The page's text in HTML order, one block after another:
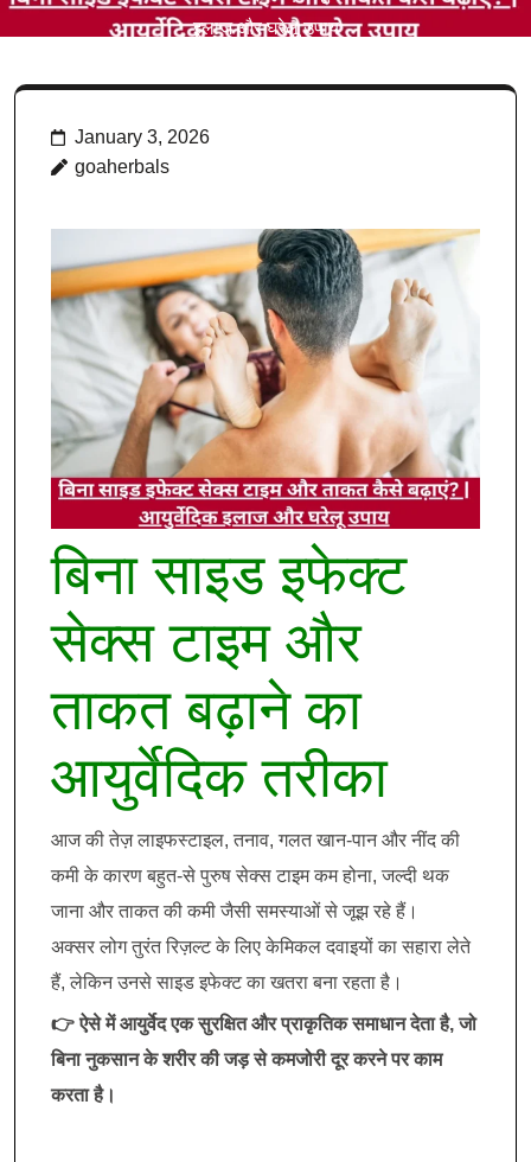
इलाज और घरेलू उपाय
January 3, 2026
goaherbals
बिना साइड इफेक्ट
सेक्स टाइम और
ताकत बढ़ाने का
आयुर्वेदिक तरीका
आज की तेज़ लाइफस्टाइल, तनाव, गलत खान-पान और नींद की
कमी के कारण बहुत-से पुरुष सेक्स टाइम कम होना, जल्दी थक
जाना और ताकत की कमी जैसी समस्याओं से जूझ रहे हैं।
अक्सर लोग तुरंत रिज़ल्ट के लिए केमिकल दवाइयों का सहारा लेते
हैं, लेकिन उनसे साइड इफेक्ट का खतरा बना रहता है।
👉 ऐसे में आयुर्वेद एक सुरक्षित और प्राकृतिक समाधान देता है, जो
बिना नुकसान के शरीर की जड़ से कमजोरी दूर करने पर काम
करता है।